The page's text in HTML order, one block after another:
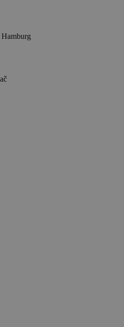
Hamburg